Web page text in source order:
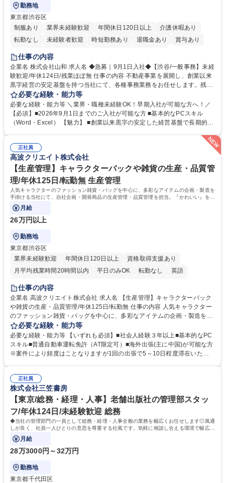
勤務地
東京都渋谷区
制服あり
業界未経験歓迎 年間休日120日以上
介護休暇あり
転勤なし
未経験者歓迎 時短勤務あり 退職金あり
賞与あり
育休あり
完全週休2日制
仕事の内容
企業名 株式会社山和 求人名 ◆急募｜9月1日入社◆【渋谷/一般事務】未経
験歓迎/年休124日/残業ほぼ無 仕事の内容 不動産事業を展開し、創業以来
黒字経営の安定基盤を持つ当社にて、各種事務業務をお任せします。残業
がほぼ発生せず、連続した日程の有給取得が可能なため、WLBを整えたい
方にお勧めの環境です！ 入社後はOJTを通じて丁寧に研修を行いますの
で、事務未経験の方でも安心して臨むことができます。 【業務詳細】■電
話・来客対応 ■物件の鍵や社内の備品管理 ■データ入力や書類作成 ■契約
必要な経験・能力等
必要な経験・能力等 ＼業界・職種未経験OK！早期入社が可能な方へ！／
【必須】■2026年9月1日までのご入社が可能な方 ■基本的なPCスキル
（Word・Excel） 【魅力】 ■創業以来黒字の安定した経営基盤で長期的に
両立が可能 ■有給取得を積極的に推奨、年間10日程度の取得実績 ■1ヶ月
のOJTで業務を習得可能、未経験でもしっかりサポート 学歴・資格 学
歴：大学院 大学 高専 短大 語学力： 資格：
正社員
高波クリエイト株式会社
【生産管理】キャラクターバックや雑貨の生産・品質管
理/年休125日/転勤無 生産管理
人気キャラクターのファッション雑貨・バッグを中心に、多彩なアイテムの企画・製造を
手掛ける当社にて、自社企画・開発商品の生産管理・品質管理を担当。『かわいい』を届
けるやりがいのあるポジションです。
月給
26万円以上
勤務地
東京都渋谷区
業界未経験歓迎
年間休日120日以上
資格取得支援あり
月平均残業時間20時間以内
平日のみOK 転勤なし
英語
住宅手当あり
完全週休2日制
交通費支給 駅近5分以内 中国語 土日祝休み
仕事の内容
企業名 高波クリエイト株式会社 求人名 【生産管理】キャラクターバック
や雑貨の生産・品質管理/年休125日/転勤無 仕事の内容 人気キャラクター
のファッション雑貨・バッグを中心に、多彩なアイテムの企画・製造を手
掛ける当社にて、自社企画・開発商品の生産管理・品質管理を担当。『か
わいい』を届けるやりがいのあるポジションです。 有名ブランドやキャラ
クターライセンスを活用した商品の企画・開発・販売を行っています。企
画段階から納品まで、商品の製造に関わる全てのプロセスにおいて、生産
元様とのやり取り、輸入関連の書類の管理、国内倉庫での品質チェック、
工場開拓などがございます。 募集職種 【生産管理】キャラクターバック
や雑貨の生産・品質管理/年休125日/転勤無
必要な経験・能力等
必要な経験・能力等 【いずれも必須】■社会人経験３年以上■基本的なPC
スキル■普通自動車運転免許（AT限定可）■海外出張(主に中国)が可能な方
※案件により頻度はことなりますが1回の出張で5～10日程度滞在いただ
め、『コツコツと実直に取り組める方』 ・工場やライセンス元を含む社内
外関係者と友好なコミュニケーションが取れる方 ※折衝は営業担当がメイ
ンで行います。 学歴・資格 学歴：大学院 大学 高専 短大 専修学校 高校 語
学力： 資格：
正社員
株式会社三笠書房
【東京/総務・経理・人事】老舗出版社の管理部スタッ
フ/年休124日/未経験歓迎 総務
◆当社の管理部門の一員として総務・経理・人事全般の業務を幅広くお任せします◎風通
しが良く、社員一人ひとりの意思を尊重する社風です。気軽に相談し合える環境で幅広い
バックオフィス業務を習得いただきます。
月給
28万3000円～32万円
勤務地
東京都千代田区